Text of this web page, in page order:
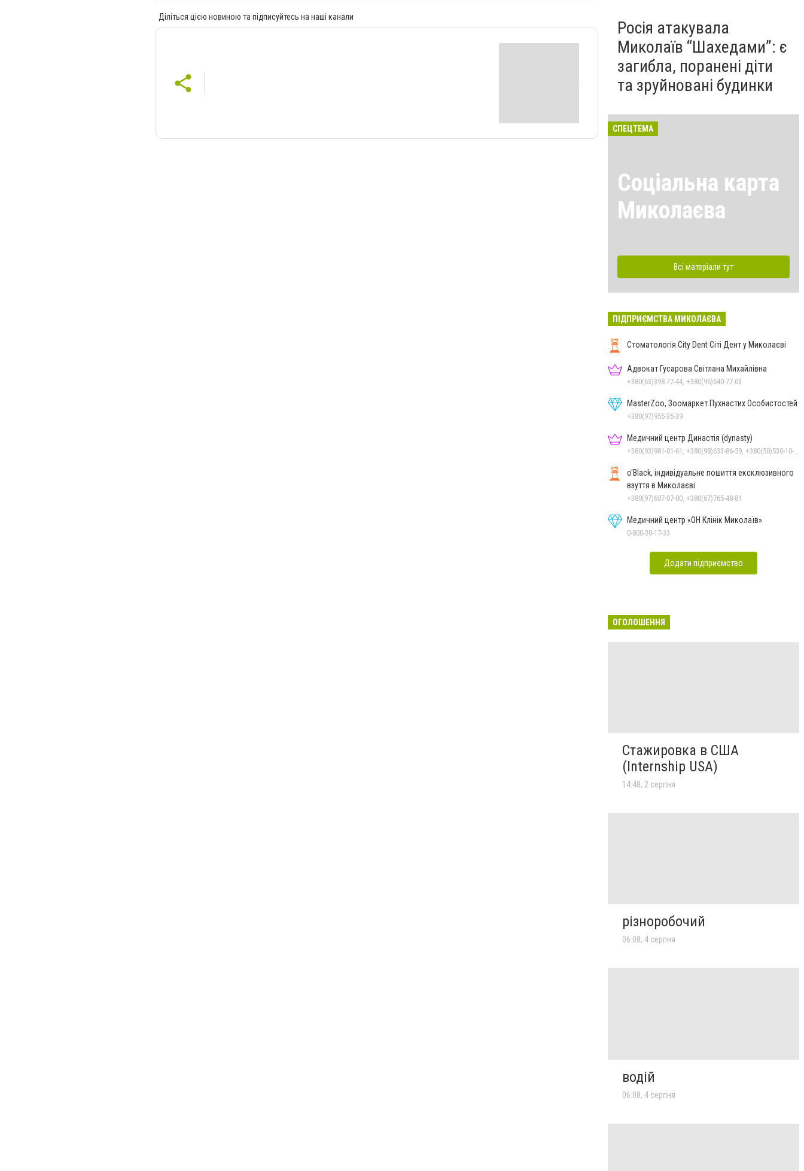
Діліться цією новиною та підписуйтесь на наші канали
Росія атакувала
Миколаїв “Шахедами”: є
загибла, поранені діти
та зруйновані будинки
СПЕЦТЕМА
Соціальна карта
Миколаєва
Всі матеріали тут
ПІДПРИЄМСТВА МИКОЛАЄВА
Стоматологія City Dent Сіті Дент у Миколаєві
Адвокат Гусарова Світлана Михайлівна
+380(63)398-77-44, +380(96)540-77-63
MasterZoo, Зоомаркет Пухнастих Особистостей
+380(97)955-35-39
Медичний центр Династія (dynasty)
o'Black, індивідуальне пошиття ексклюзивного
взуття в Миколаєві
+380(97)607-07-00, +380(67)765-48-81
Медичний центр «ОН Клінік Миколаїв»
0-800-30-17-33
Додати підприємство
ОГОЛОШЕННЯ
Стажировка в США
(Internship USA)
14:48, 2 серпня
різноробочий
06:08, 4 серпня
водій
06:08, 4 серпня